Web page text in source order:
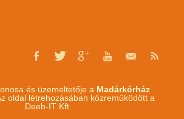
és üzemeltetője aMadárkórház
oldal létrehozásában közreműködött a
Deeb-IT Kft.